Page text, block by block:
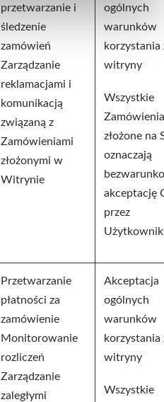
przetwarzanie i
śledzenie
zamówień
Zarządzanie
reklamacjami i
komunikacją
związaną z
Zamówieniami
złożonymi w
Witrynie
ogólnych
warunków
korzystania
witryny
Wszystkie
Zamówienia
złożone na
oznaczają
akceptację
przez
Przetwarzanie
płatności za
zamówienie
Monitorowanie
rozliczeń
Zarządzanie
zaległymi
Akceptacja
ogólnych
warunków
korzystania
witryny
Wszystkie